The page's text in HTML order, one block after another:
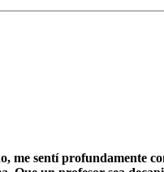
me sentí profundamente